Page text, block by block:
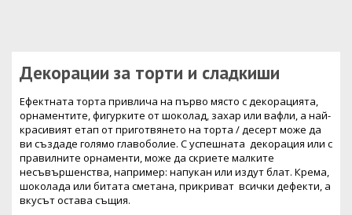
Декорации за торти и сладкиши
Ефектната торта привлича на първо място с декорацията,
орнаментите, фигурките от шоколад, захар или вафли, а най-
красивият етап от приготвянето на торта / десерт може да
ви създаде голямо главоболие. С успешната декорация или с
правилните орнаменти, може да скриете малките
несъвършенства, например: напукан или издут блат. Крема,
шоколада или битата сметана, прикриват всички дефекти, а
вкусът остава същия.